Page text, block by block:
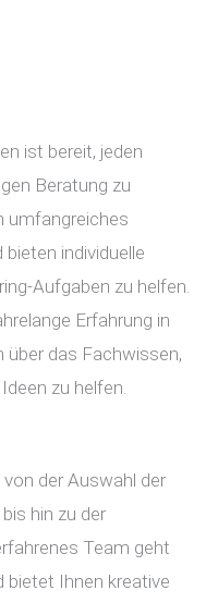
ist bereit, jeden
Beratung zu
umfangreiches
individuelle
Aufgaben zu helfen.
Erfahrung in
über das Fachwissen,
zu helfen.
der Auswahl der
hin zu der
Team geht
bietet Ihnen kreative